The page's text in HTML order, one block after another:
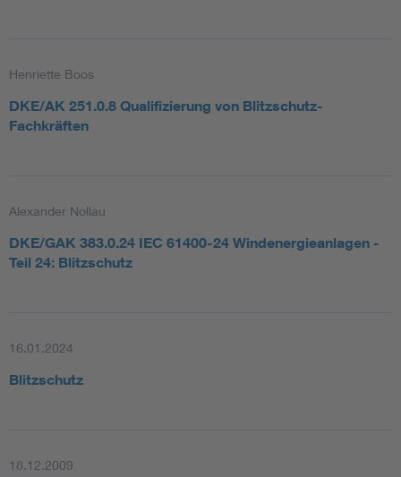
Henriette Boos
DKE/AK 251.0.8 Qualifizierung von Blitzschutz-
Fachkräften
Alexander Nollau
DKE/GAK 383.0.24 IEC 61400-24 Windenergieanlagen -
Teil 24: Blitzschutz
16.01.2024
Blitzschutz
18.12.2009